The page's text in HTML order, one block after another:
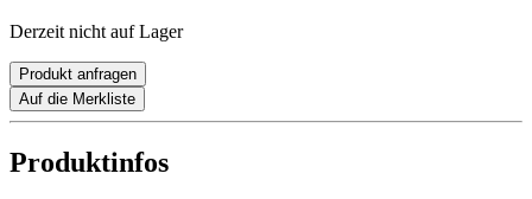
Derzeit nicht auf Lager
Produkt anfragen
Auf die Merkliste
Produktinfos